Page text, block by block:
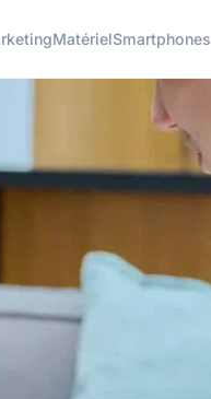
MatérielSmartphones